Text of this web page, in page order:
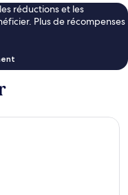
réductions et les
Plus de récompenses